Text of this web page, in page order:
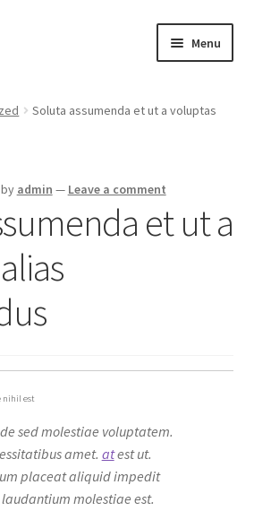
Menu
Soluta assumenda et ut a voluptas
by admin — Leave a comment
et ut a
nihil est
sed molestiae voluptatem.
amet. atest ut.
placeat aliquid impedit
molestiae est.